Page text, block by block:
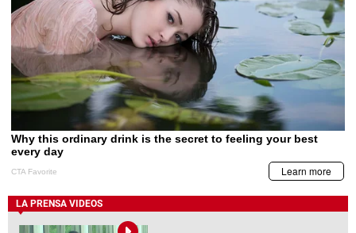
LA PRENSA VIDEOS